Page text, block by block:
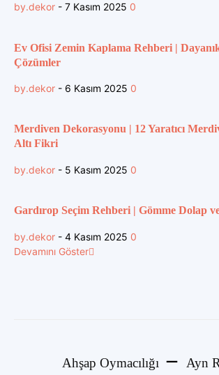
by.dekor - 7 Kasım 2025 0
Ev Ofisi Zemin Kaplama Rehberi |
Çözümler
by.dekor - 6 Kasım 2025 0
Merdiven Dekorasyonu | 12 Yaratıcı
Altı Fikri
by.dekor - 5 Kasım 2025 0
Gardırop Seçim Rehberi | Gömme Dolap
by.dekor - 4 Kasım 2025 0
Devamını Göster
Ahşap Oymacılığı
Ayn